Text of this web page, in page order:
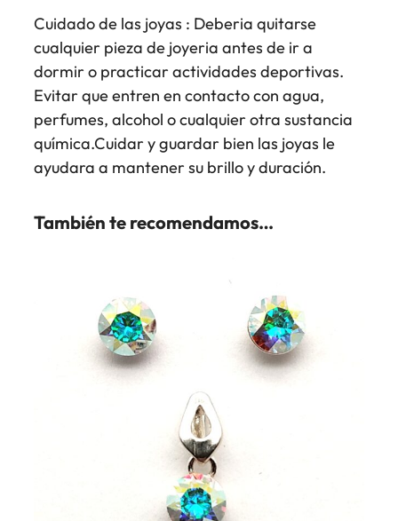
Cuidado de las joyas : Deberia quitarse
cualquier pieza de joyeria antes de ir a
dormir o practicar actividades deportivas.
Evitar que entren en contacto con agua,
perfumes, alcohol o cualquier otra sustancia
química.Cuidar y guardar bien las joyas le
ayudara a mantener su brillo y duración.
También te recomendamos…